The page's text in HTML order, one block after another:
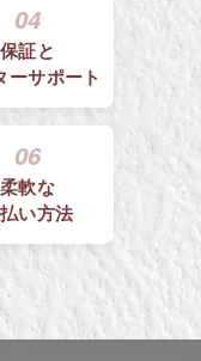
04
保証と
ーサポート
06
柔軟な
い方法